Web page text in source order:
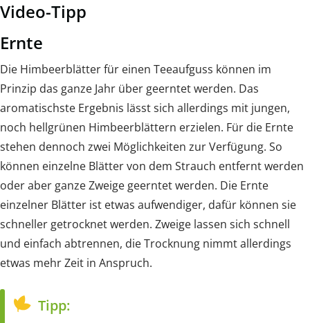
Video-Tipp
Ernte
Die Himbeerblätter für einen Teeaufguss können im
Prinzip das ganze Jahr über geerntet werden. Das
aromatischste Ergebnis lässt sich allerdings mit jungen,
noch hellgrünen Himbeerblättern erzielen. Für die Ernte
stehen dennoch zwei Möglichkeiten zur Verfügung. So
können einzelne Blätter von dem Strauch entfernt werden
oder aber ganze Zweige geerntet werden. Die Ernte
einzelner Blätter ist etwas aufwendiger, dafür können sie
schneller getrocknet werden. Zweige lassen sich schnell
und einfach abtrennen, die Trocknung nimmt allerdings
etwas mehr Zeit in Anspruch.
Tipp: